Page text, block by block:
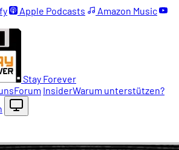
Apple Podcasts
Amazon Music
Stay Forever
Forum InsiderWarum unterstützen?